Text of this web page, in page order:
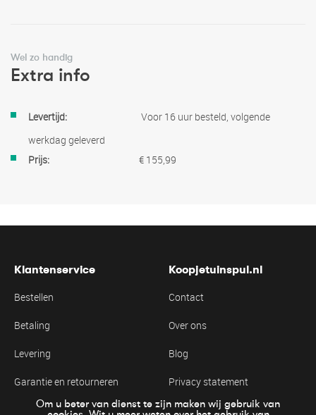
Om u beter van dienst te zijn maken wij gebruik van
Wel zo handig
Extra info
Meer
Voor 16 uur besteld, volgende
werkdag geleverd
€ 155,99
Klantenservice
Bestellen
Betaling
Levering
Garantie en retourneren
Algemene voorwaarden
Koopjetuinspul.nl
Contact
Over ons
Blog
Privacy statement
Cookie statement